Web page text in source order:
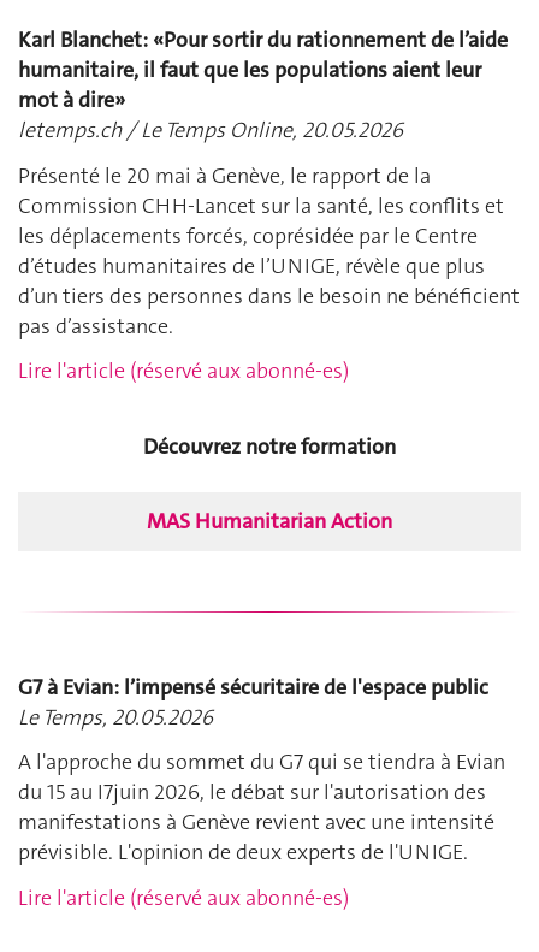
Karl Blanchet: «Pour sortir du rationnement de l’aide
humanitaire, il faut que les populations aient leur
mot à dire»
letemps.ch / Le Temps Online, 20.05.2026
Présenté le 20 mai à Genève, le rapport de la
Commission CHH-Lancet sur la santé, les conflits et
les déplacements forcés, coprésidée par le Centre
d’études humanitaires de l’UNIGE, révèle que plus
d’un tiers des personnes dans le besoin ne bénéficient
pas d’assistance.
Lire l'article (réservé aux abonné-es)
Découvrez notre formation
MAS Humanitarian Action
G7 à Evian: l’impensé sécuritaire de l'espace public
Le Temps, 20.05.2026
A l'approche du sommet du G7 qui se tiendra à Evian
du 15 au I7juin 2026, le débat sur l'autorisation des
manifestations à Genève revient avec une intensité
prévisible. L'opinion de deux experts de l'UNIGE.
Lire l'article (réservé aux abonné-es)